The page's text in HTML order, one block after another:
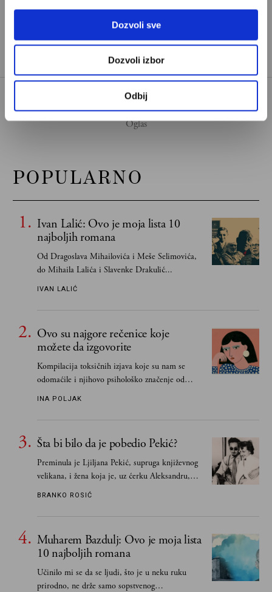
Dozvoli sve
Dozvoli izbor
Odbij
HELIKOPTER
JNA
VOJNA INDUSTRIJA
POPULARNO
Ivan Lalić: Ovo je moja lista 10
najboljih romana
Od Dragoslava Mihailovića i Meše Selimovića,
do Mihaila Lalića i Slavenke Drakulić...
IVAN LALIĆ
Ovo su najgore rečenice koje
možete da izgovorite
Kompilacija toksičnih izjava koje su nam se
odomaćile i njihovo psihološko značenje od
INA POLJAK
Šta bi bilo da je pobedio Pekić?
Preminula je Ljiljana Pekić, supruga književnog
velikana, i žena koja je, uz ćerku Aleksandru,
vodila računa o zaostavštini pisca. Ovu priču o
poznavale
BRANKO ROSIĆ
Muharem Bazdulj: Ovo je moja lista
10 najboljih romana
Učinilo mi se da se ljudi, što je u neku ruku
prirodno, ne drže samo sopstvenog